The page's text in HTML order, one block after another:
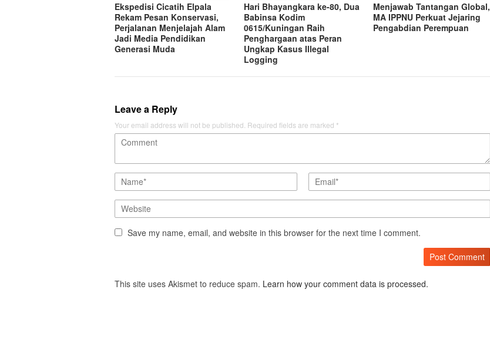
Ekspedisi Cicatih Elpala
Rekam Pesan Konservasi,
Perjalanan Menjelajah Alam
Jadi Media Pendidikan
Generasi Muda
Hari Bhayangkara ke-80, Dua
Babinsa Kodim
0615/Kuningan Raih
Penghargaan atas Peran
Ungkap Kasus Illegal
Logging
Menjawab Tantangan Global,
MA IPPNU Perkuat Jejaring
Pengabdian Perempuan
Leave a Reply
Your email address will not be published. Required fields are marked *
Save my name, email, and website in this browser for the next time I comment.
This site uses Akismet to reduce spam. Learn how your comment data is processed.